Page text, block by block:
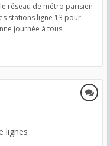
réseau de métro parisien
stations ligne 13 pour
journée à tous.
lignes